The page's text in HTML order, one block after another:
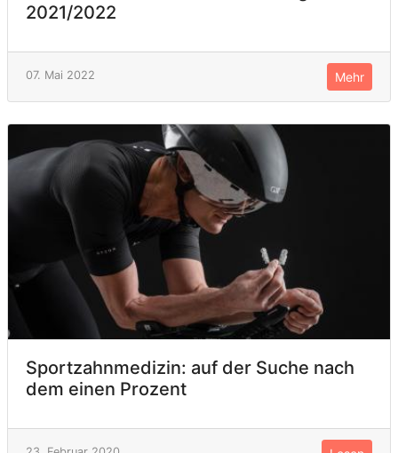
2021/2022
07. Mai 2022 Mehr
Sportzahnmedizin: auf der Suche nach
dem einen Prozent